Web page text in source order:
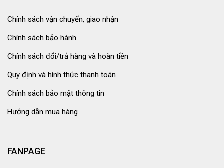
Chính sách vận chuyển, giao nhận
Chính sách bảo hành
Chính sách đổi/trả hàng và hoàn tiền
Quy định và hình thức thanh toán
Chính sách bảo mật thông tin
Hướng dẫn mua hàng
FANPAGE